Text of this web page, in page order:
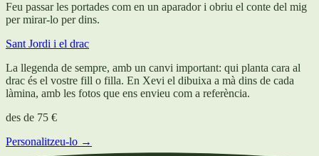
Feu passar les portades com en un aparador i obriu el conte del mig
per mirar-lo per dins.
Sant Jordi i el drac
La llegenda de sempre, amb un canvi important: qui planta cara al
drac és el vostre fill o filla. En Xevi el dibuixa a mà dins de cada
làmina, amb les fotos que ens envieu com a referència.
des de 75 €
Personalitzeu-lo →